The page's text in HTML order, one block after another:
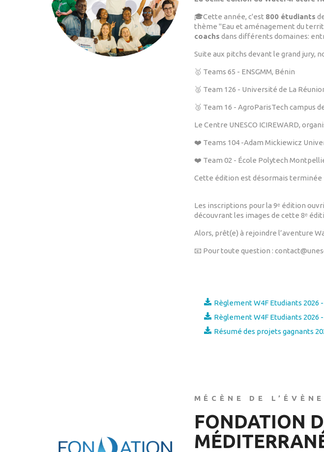
🎓Cette année, c'est 800 étudiants
thème "Eau et aménagement du
coachs dans différents domaines:
Suite aux pitchs devant le grand jury,
🥇 Teams 65 - ENSGMM, Bénin
🥈 Team 126 - Université de La
🥉 Team 16 - AgroParisTech campus
Le Centre UNESCO ICIREWARD,
❤️ Teams 104 -Adam Mickiewicz
❤️ Team 02 - École Polytech
Cette édition est désormais terminée
Les inscriptions pour la 9ᵉ édition
découvrant les images de cette 8ᵉ
Alors, prêt(e) à rejoindre l’aventure
📧 Pour toute question :
Règlement W4F Etudiants 2026
Règlement W4F Etudiants 2026
Résumé des projets gagnants
MÉCÈNE DE
FONDATION